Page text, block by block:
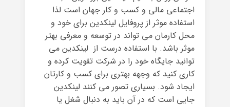
اجتماعی مالی و کسب و کار جهان است لذا
استفاده موثر از پروفایل لینکدین برای خود و
محل کارمان می تواند در توسعه و معرفی بهتر
موثر باشد. با استفاده درست از لینکدین می
توانید جایگاه خود را در شرکت تقویت کرده و
کاری کنید که وجهه‌ بهتری برای کسب و کارتان
ایجاد شود. بسیاری تصور می کنند لینکدین
جایی است که در آن باید به دنبال شغل یا